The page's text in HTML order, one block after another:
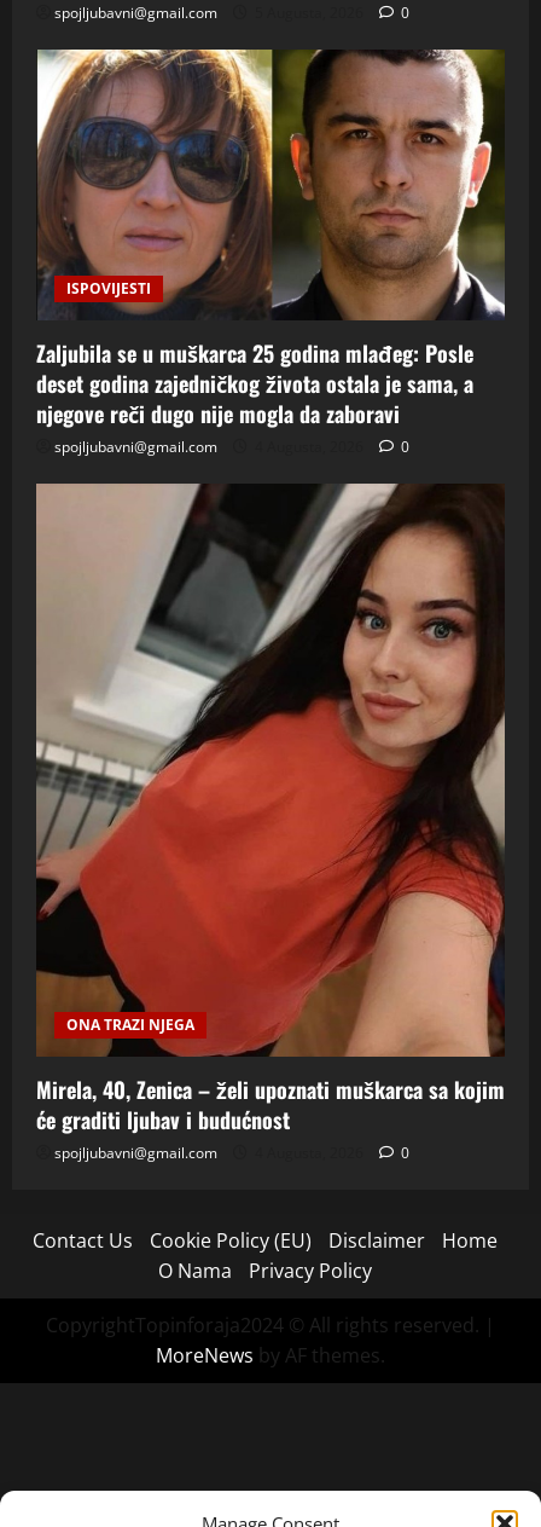
spojljubavni@gmail.com 0
ISPOVIJESTI
Zaljubila se u muškarca 25 godina mlađeg: Posle
deset godina zajedničkog života ostala je sama, a
njegove reči dugo nije mogla da zaboravi
spojljubavni@gmail.com 0
ONA TRAZI NJEGA
Mirela, 40, Zenica – želi upoznati muškarca sa kojim
će graditi ljubav i budućnost
spojljubavni@gmail.com 0
Contact Us Cookie Policy (EU) Disclaimer
Home
O Nama
Privacy Policy
CopyrightTopinforaja2024 © All rights reserved. |
MoreNews by AF themes.